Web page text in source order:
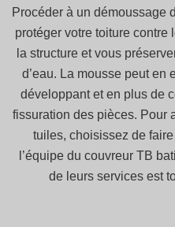
Procéder à un démoussage
protéger votre toiture contre
la structure et vous
d’eau. La mousse peut en
développant et en plus de
fissuration des pièces. Pour
tuiles, choisissez de
l’équipe du couvreur TB
de leurs services est